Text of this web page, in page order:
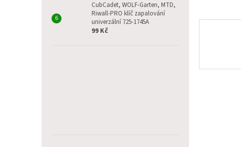
CubCadet, WOLF-Garten, MTD,
Riwall-PRO klíč zapalování
univerzální 725-1745A
99 Kč